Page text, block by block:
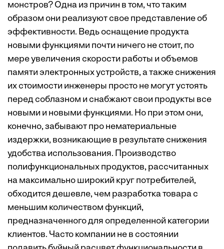
монстров? Одна из причин в том, что таким
образом они реализуют свое представление об
эффективности. Ведь оснащение продукта
новыми функциями почти ничего не стоит, по
мере увеличения скорости работы и объемов
памяти электронных устройств, а также снижения
их стоимости инженеры просто не могут устоять
перед соблазном и снабжают свои продукты все
новыми и новыми функциями. Но при этом они,
конечно, забывают про нематериальные
издержки, возникающие в результате снижения
удобства использования. Производство
полифункциональных продуктов, рассчитанных
на максимально широкий круг потребителей,
обходится дешевле, чем разработка товара с
меньшим количеством функций,
предназначенного для определенной категории
клиентов. Часто компании не в состоянии